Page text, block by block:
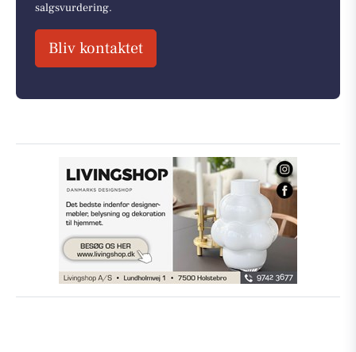
salgsvurdering.
Bliv kontaktet